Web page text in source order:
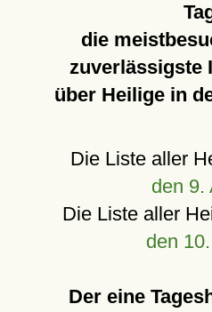
die
zuverlässigste
über Heilige in
Die Liste aller
den 9.
Die Liste aller
den
Der eine